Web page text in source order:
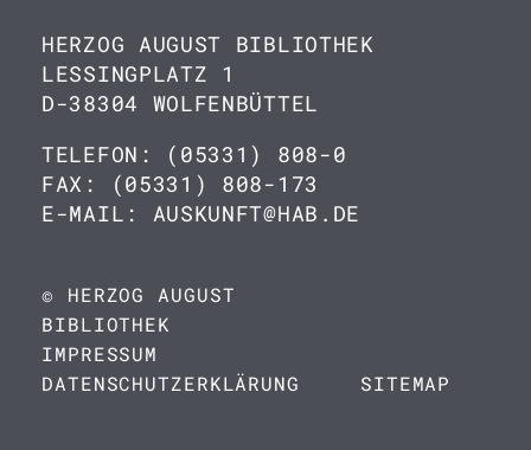
HERZOG AUGUST BIBLIOTHEK
LESSINGPLATZ 1
D-38304 WOLFENBÜTTEL
TELEFON: (05331) 808-0
FAX: (05331) 808-173
E-MAIL: AUSKUNFT@HAB.DE
© HERZOG AUGUST
BIBLIOTHEK
IMPRESSUM
DATENSCHUTZERKLÄRUNG
SITEMAP